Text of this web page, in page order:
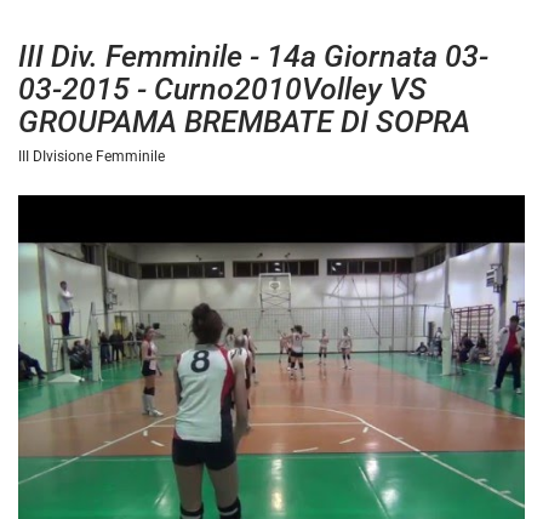
III Div. Femminile - 14a Giornata 03-
03-2015 - Curno2010Volley VS
GROUPAMA BREMBATE DI SOPRA
III DIvisione Femminile